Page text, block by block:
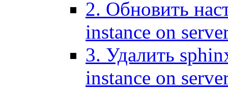
2. Обновить
instance on
3. Удалить
instance on